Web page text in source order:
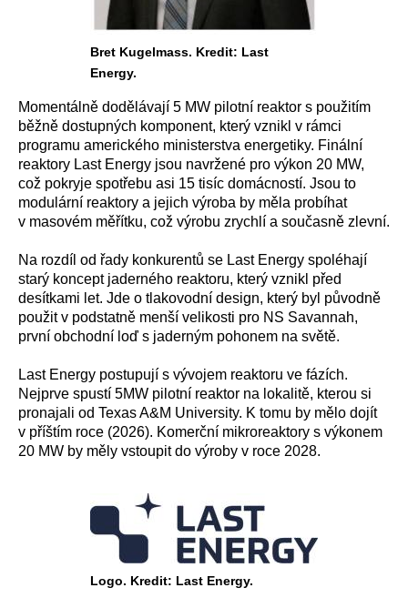
Bret Kugelmass. Kredit: Last
Energy.
Momentálně dodělávají 5 MW pilotní reaktor s použitím
běžně dostupných komponent, který vznikl v rámci
programu amerického ministerstva energetiky. Finální
reaktory Last Energy jsou navržené pro výkon 20 MW,
což pokryje spotřebu asi 15 tisíc domácností. Jsou to
modulární reaktory a jejich výroba by měla probíhat
v masovém měřítku, což výrobu zrychlí a současně zlevní.
Na rozdíl od řady konkurentů se Last Energy spoléhají
starý koncept jaderného reaktoru, který vznikl před
desítkami let. Jde o tlakovodní design, který byl původně
použit v podstatně menší velikosti pro NS Savannah,
první obchodní loď s jaderným pohonem na světě.
Last Energy postupují s vývojem reaktoru ve fázích.
Nejprve spustí 5MW pilotní reaktor na lokalitě, kterou si
pronajali od Texas A&M University. K tomu by mělo dojít
v příštím roce (2026). Komerční mikroreaktory s výkonem
20 MW by měly vstoupit do výroby v roce 2028.
Logo. Kredit: Last Energy.